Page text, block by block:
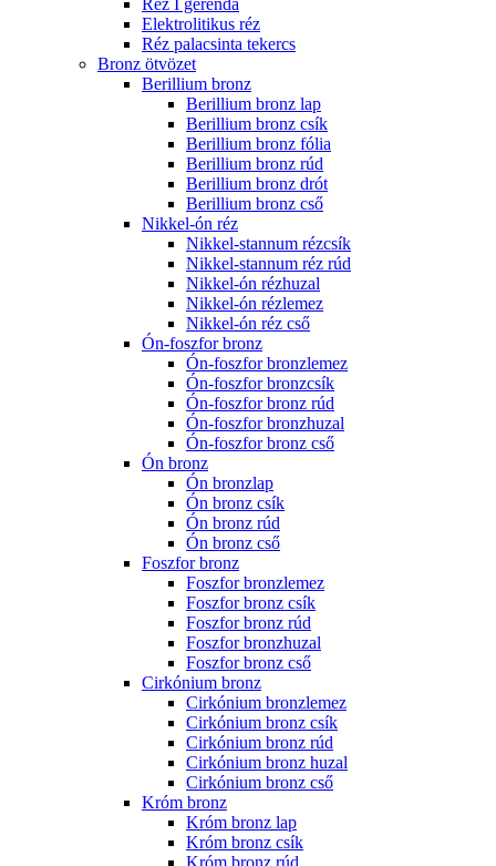
Réz I gerenda
Elektrolitikus réz
Réz palacsinta tekercs
Bronz ötvözet
Berillium bronz
Berillium bronz lap
Berillium bronz csík
Berillium bronz fólia
Berillium bronz rúd
Berillium bronz drót
Berillium bronz cső
Nikkel-ón réz
Nikkel-stannum rézcsík
Nikkel-stannum réz rúd
Nikkel-ón rézhuzal
Nikkel-ón rézlemez
Nikkel-ón réz cső
Ón-foszfor bronz
Ón-foszfor bronzlemez
Ón-foszfor bronzcsík
Ón-foszfor bronz rúd
Ón-foszfor bronzhuzal
Ón-foszfor bronz cső
Ón bronz
Ón bronzlap
Ón bronz csík
Ón bronz rúd
Ón bronz cső
Foszfor bronz
Foszfor bronzlemez
Foszfor bronz csík
Foszfor bronz rúd
Foszfor bronzhuzal
Foszfor bronz cső
Cirkónium bronz
Cirkónium bronzlemez
Cirkónium bronz csík
Cirkónium bronz rúd
Cirkónium bronz huzal
Cirkónium bronz cső
Króm bronz
Króm bronz lap
Króm bronz csík
Króm bronz rúd